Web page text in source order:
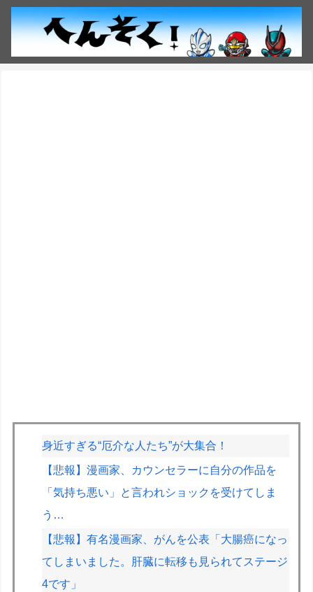
身近すぎる“厄介な人たち”が大集合！
【悲報】漫画家、カウンセラーに自分の作品を
「気持ち悪い」と言われショックを受けてしま
う…
【悲報】有名漫画家、がんを公表「大腸癌になっ
てしまいました。肝臓に転移も見られてステージ
4です」